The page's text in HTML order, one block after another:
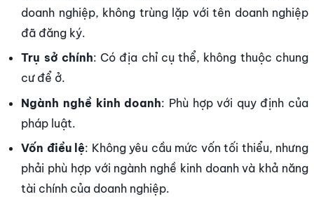
doanh nghiệp, không trùng lặp với tên doanh nghiệp
đã đăng ký.
Trụ sở chính: Có địa chỉ cụ thể, không thuộc chung
cư để ở.
Ngành nghề kinh doanh: Phù hợp với quy định của
pháp luật.
Vốn điều lệ: Không yêu cầu mức vốn tối thiểu, nhưng
phải phù hợp với ngành nghề kinh doanh và khả năng
tài chính của doanh nghiệp.